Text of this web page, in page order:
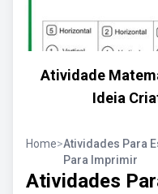
Atividade
Ideia
Home>Atividades Para
Para Imprimir
Atividades